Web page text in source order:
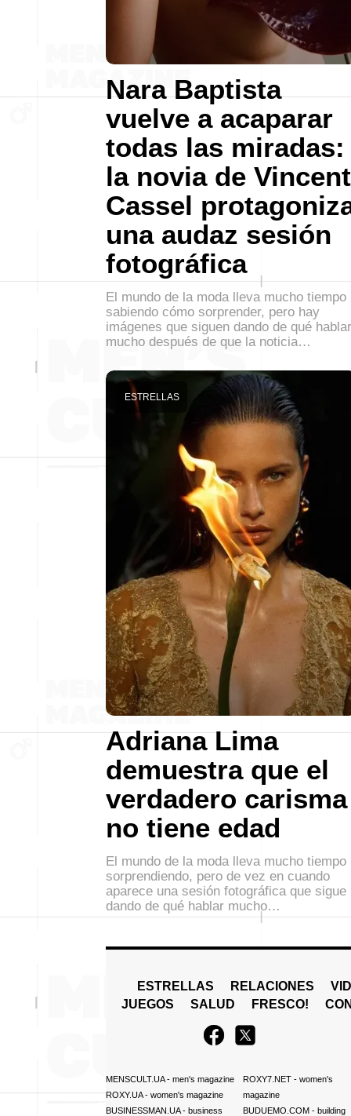
Nara Baptista
vuelve a acaparar
todas las miradas:
la novia de Vincent
Cassel
una audaz sesión
fotográfica
El mundo de la moda lleva mucho tiempo
sabiendo cómo sorprender, pero hay
imágenes que siguen dando de qué hablar
mucho después de que la noticia…
Adriana Lima
demuestra que el
verdadero carisma
no tiene edad
ESTRELLAS
El mundo de la moda lleva mucho tiempo
sorprendiendo, pero de vez en cuando
aparece una sesión fotográfica que sigue
dando de qué hablar mucho…
ESTRELLAS RELACIONES
JUEGOS
SALUD FRESCO!
MENSCULT.UA- men's magazine
ROXY.UA- women's magazine
BUSINESSMAN.UA- business
ROXY7.NET- women's
magazine
BUDUEMO.COM- building